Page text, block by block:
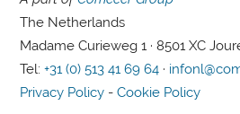
The Netherlands
Madame Curieweg 1 · 8501 XC
Tel:+31 (0) 513 41 69 64 ·
Privacy Policy -Cookie Policy